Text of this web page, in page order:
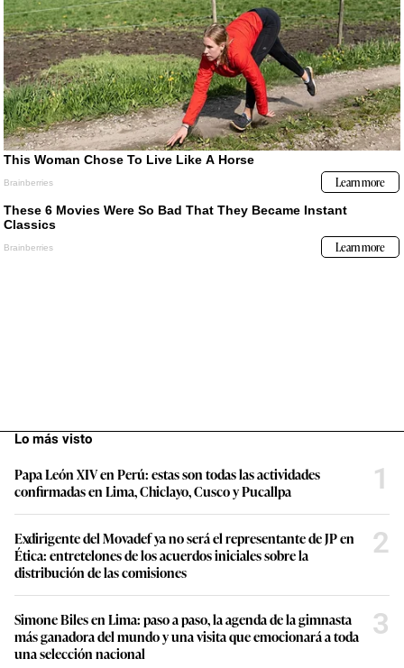
Lo más visto
Papa León XIV en Perú: estas son todas las actividades
confirmadas en Lima, Chiclayo, Cusco y Pucallpa
1
Exdirigente del Movadef ya no será el representante de JP en
Ética: entretelones de los acuerdos iniciales sobre la
distribución de las comisiones
2
Simone Biles en Lima: paso a paso, la agenda de la gimnasta
más ganadora del mundo y una visita que emocionará a toda
una selección nacional
3